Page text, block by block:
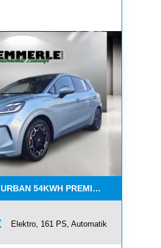
54KWH PREMIUM *GROSSE
Elektro, 161 PS, Automatik